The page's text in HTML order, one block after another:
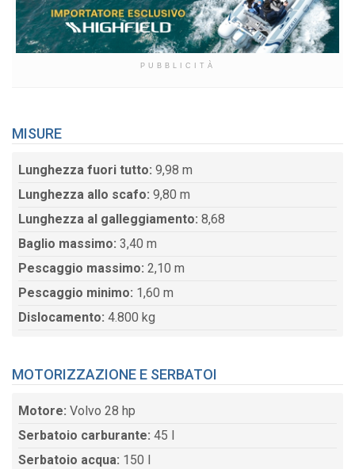
PUBBLICITÀ
MISURE
Lunghezza fuori tutto: 9,98 m
Lunghezza allo scafo: 9,80 m
Lunghezza al galleggiamento: 8,68
Baglio massimo: 3,40 m
Pescaggio massimo: 2,10 m
Pescaggio minimo: 1,60 m
Dislocamento: 4.800 kg
MOTORIZZAZIONE E SERBATOI
Motore: Volvo 28 hp
Serbatoio carburante: 45 l
Serbatoio acqua: 150 l